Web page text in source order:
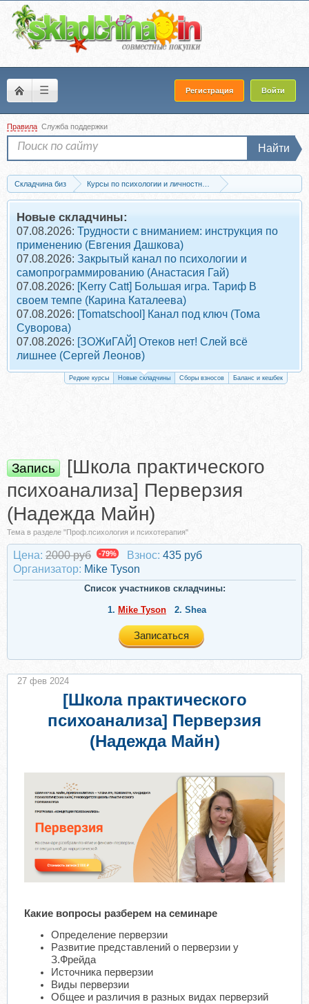
☰ Регистрация Войти
Правила Служба поддержки
Найти
Складчина биз
Курсы по психологии и личностному развитию
Проф.психология и психотерапия
Запись [Школа практического
Новые складчины:
07.08.2026: Трудности с вниманием: инструкция по
применению (Евгения Дашкова)
07.08.2026: Закрытый канал по психологии и
самопрограммированию (Анастасия Гай)
07.08.2026: [Kerry Catt] Большая игра. Тариф В
своем темпе (Карина Каталеева)
07.08.2026: [Tomatschool] Канал под ключ (Тома
Суворова)
07.08.2026: [ЗОЖиГАЙ] Отеков нет! Слей всё
лишнее (Сергей Леонов)
Редкие курсы Новые складчины Сборы взносов Баланс и кешбек
Запись
[Школа практического
психоанализа] Перверзия
(Надежда Майн)
Тема в разделе "Проф.психология и психотерапия"
Цена: 2000 руб -79% Взнос: 435 руб
Организатор: Mike Tyson
Список участников складчины:
1. Mike Tyson 2. Shea
Записаться
[Школа практического
психоанализа] Перверзия
(Надежда Майн)
Какие вопросы разберем на семинаре
Определение перверзии
Развитие представлений о перверзии у
З.Фрейда
Источника перверзии
Виды перверзии
Общее и различия в разных видах перверзий
27 фев 2024